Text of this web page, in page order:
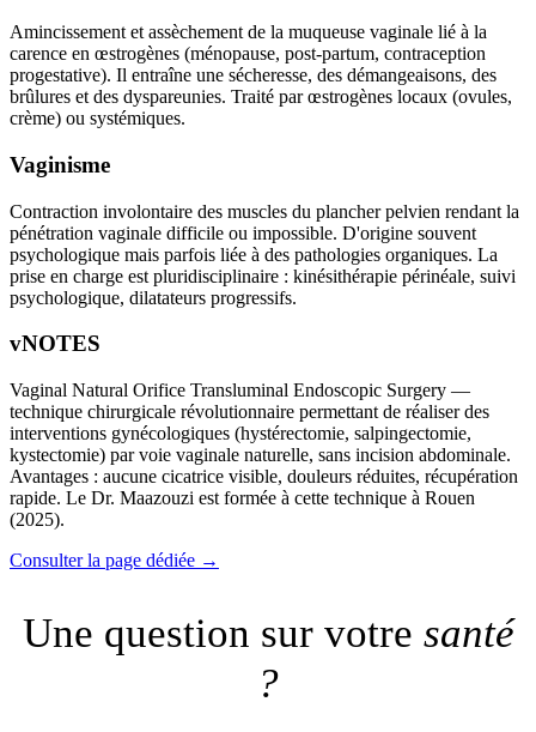
Amincissement et assèchement de la muqueuse vaginale lié à la
carence en œstrogènes (ménopause, post-partum, contraception
progestative). Il entraîne une sécheresse, des démangeaisons, des
brûlures et des dyspareunies. Traité par œstrogènes locaux (ovules,
crème) ou systémiques.
Vaginisme
Contraction involontaire des muscles du plancher pelvien rendant la
pénétration vaginale difficile ou impossible. D'origine souvent
psychologique mais parfois liée à des pathologies organiques. La
prise en charge est pluridisciplinaire : kinésithérapie périnéale, suivi
psychologique, dilatateurs progressifs.
vNOTES
Vaginal Natural Orifice Transluminal Endoscopic Surgery —
technique chirurgicale révolutionnaire permettant de réaliser des
interventions gynécologiques (hystérectomie, salpingectomie,
kystectomie) par voie vaginale naturelle, sans incision abdominale.
Avantages : aucune cicatrice visible, douleurs réduites, récupération
rapide. Le Dr. Maazouzi est formée à cette technique à Rouen
(2025).
Consulter la page dédiée →
Une question sur votre santé
?